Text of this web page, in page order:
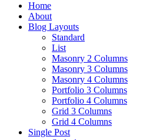
Home
About
Blog Layouts
Standard
List
Masonry 2 Columns
Masonry 3 Columns
Masonry 4 Columns
Portfolio 3 Columns
Portfolio 4 Columns
Grid 3 Columns
Grid 4 Columns
Single Post